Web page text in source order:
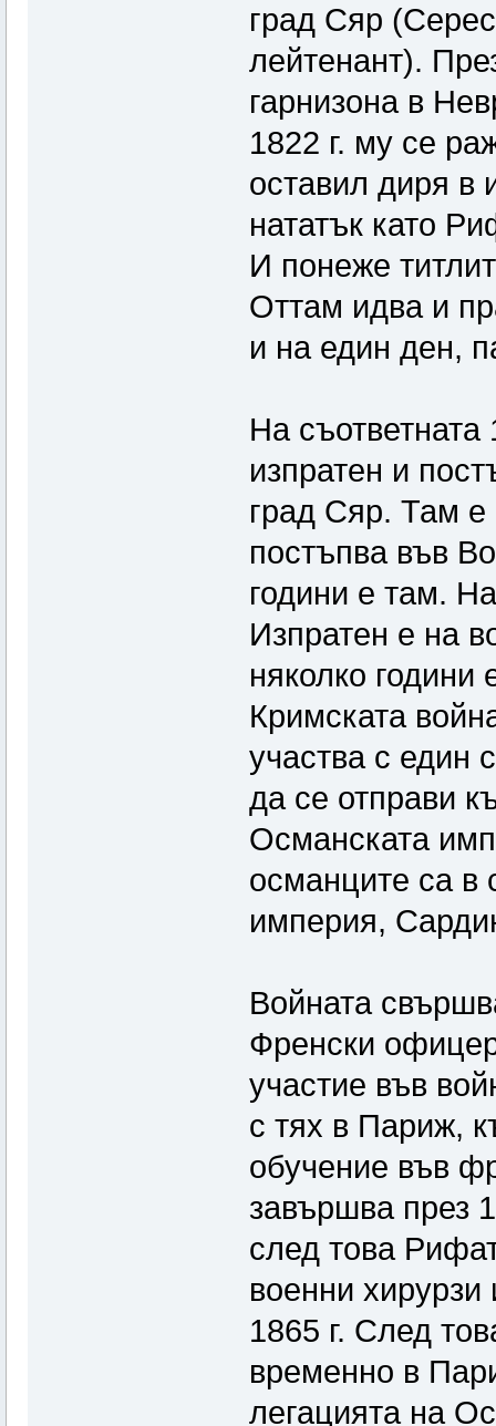
град Сяр
лейтенант).
гарнизона в
1822 г. му се
оставил диря в
нататък като
И понеже
Оттам идва и
и на един ден,
На
изпратен и
град Сяр. Там е
постъпва във
години е там.
Изпратен е на
няколко
Кримската
участва с един
да се отправи
Османската
османците са в
империя,
Войната
Френски
участие във
с тях в Париж,
обучение във
завършва през
след това
военни хирурзи
1865 г. След
временно в
легацията на